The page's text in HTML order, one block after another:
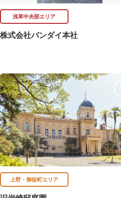
浅草中央部エリア
株式会社バンダイ本社
上野・御徒町エリア